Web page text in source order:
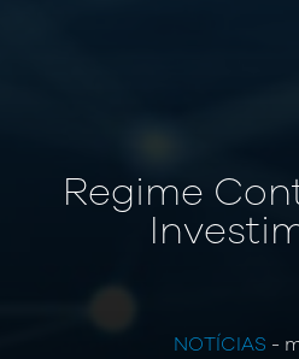
Regime
NOTÍCIAS -